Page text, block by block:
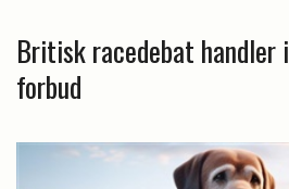
Britisk racedebat handler
forbud